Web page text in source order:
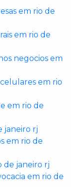
em rio de
em rio de
negocios em
em rio
em rio de
janeiro rj
em rio de
de janeiro rj
em rio de